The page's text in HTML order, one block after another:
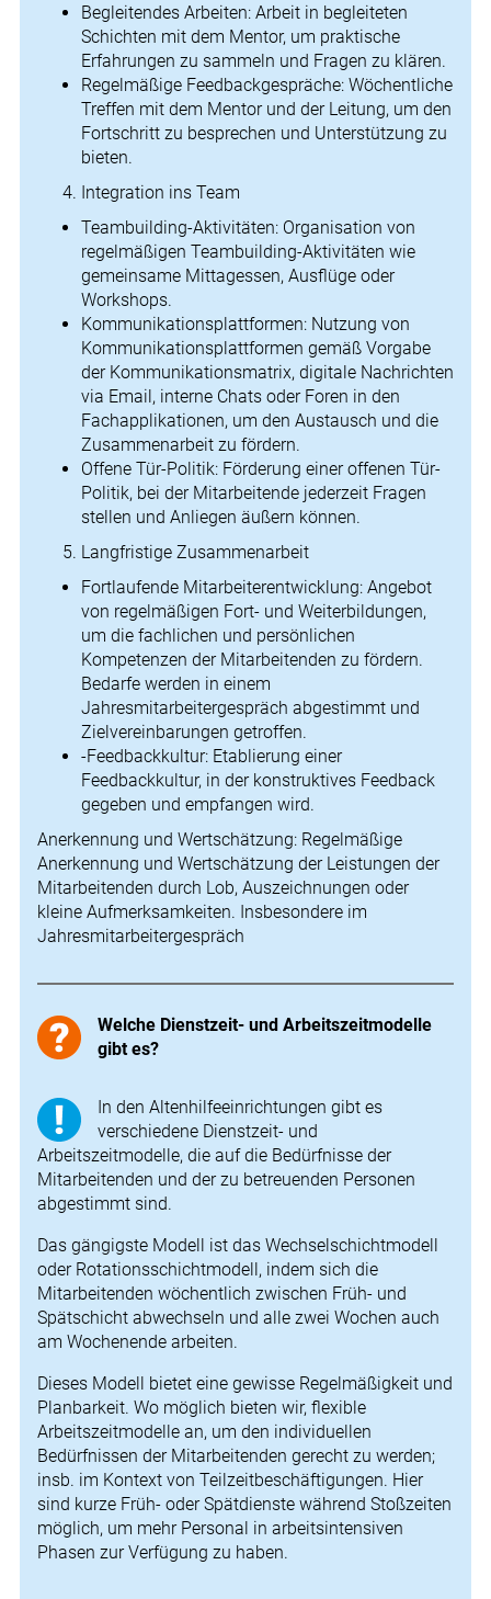
Begleitendes Arbeiten: Arbeit in begleiteten
Schichten mit dem Mentor, um praktische
Erfahrungen zu sammeln und Fragen zu klären.
Regelmäßige Feedbackgespräche: Wöchentliche
Treffen mit dem Mentor und der Leitung, um den
Fortschritt zu besprechen und Unterstützung zu
bieten.
Integration ins Team
Teambuilding-Aktivitäten: Organisation von
regelmäßigen Teambuilding-Aktivitäten wie
gemeinsame Mittagessen, Ausflüge oder
Workshops.
Kommunikationsplattformen: Nutzung von
Kommunikationsplattformen gemäß Vorgabe
der Kommunikationsmatrix, digitale Nachrichten
via Email, interne Chats oder Foren in den
Fachapplikationen, um den Austausch und die
Zusammenarbeit zu fördern.
Offene Tür-Politik: Förderung einer offenen Tür-
Politik, bei der Mitarbeitende jederzeit Fragen
stellen und Anliegen äußern können.
Langfristige Zusammenarbeit
Fortlaufende Mitarbeiterentwicklung: Angebot
von regelmäßigen Fort- und Weiterbildungen,
um die fachlichen und persönlichen
Kompetenzen der Mitarbeitenden zu fördern.
Bedarfe werden in einem
Jahresmitarbeitergespräch abgestimmt und
Zielvereinbarungen getroffen.
-Feedbackkultur: Etablierung einer
Feedbackkultur, in der konstruktives Feedback
gegeben und empfangen wird.
Anerkennung und Wertschätzung: Regelmäßige
Anerkennung und Wertschätzung der Leistungen der
Mitarbeitenden durch Lob, Auszeichnungen oder
kleine Aufmerksamkeiten. Insbesondere im
Jahresmitarbeitergespräch
Welche Dienstzeit- und Arbeitszeitmodelle
gibt es?
In den Altenhilfeeinrichtungen gibt es
verschiedene Dienstzeit- und
Arbeitszeitmodelle, die auf die Bedürfnisse der
Mitarbeitenden und der zu betreuenden Personen
abgestimmt sind.
Das gängigste Modell ist das Wechselschichtmodell
oder Rotationsschichtmodell, indem sich die
Mitarbeitenden wöchentlich zwischen Früh- und
Spätschicht abwechseln und alle zwei Wochen auch
am Wochenende arbeiten.
Dieses Modell bietet eine gewisse Regelmäßigkeit und
Planbarkeit. Wo möglich bieten wir, flexible
Arbeitszeitmodelle an, um den individuellen
Bedürfnissen der Mitarbeitenden gerecht zu werden;
insb. im Kontext von Teilzeitbeschäftigungen. Hier
sind kurze Früh- oder Spätdienste während Stoßzeiten
möglich, um mehr Personal in arbeitsintensiven
Phasen zur Verfügung zu haben.